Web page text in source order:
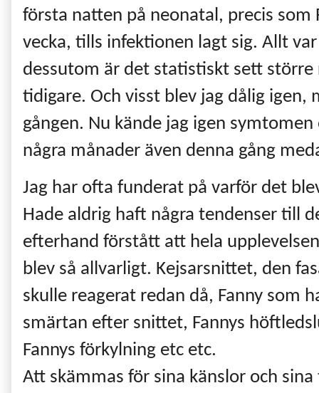
första natten på neonatal, precis som
vecka, tills infektionen lagt sig. Allt
dessutom är det statistiskt sett
tidigare. Och visst blev jag dålig
gången. Nu kände jag igen
några månader även denna gång
Jag har ofta funderat på varför det
Hade aldrig haft några tendenser till
efterhand förstått att hela
blev så allvarligt. Kejsarsnittet, den
skulle reagerat redan då, Fanny som
smärtan efter snittet, Fannys
Fannys förkylning etc etc.
Att skämmas för sina känslor och